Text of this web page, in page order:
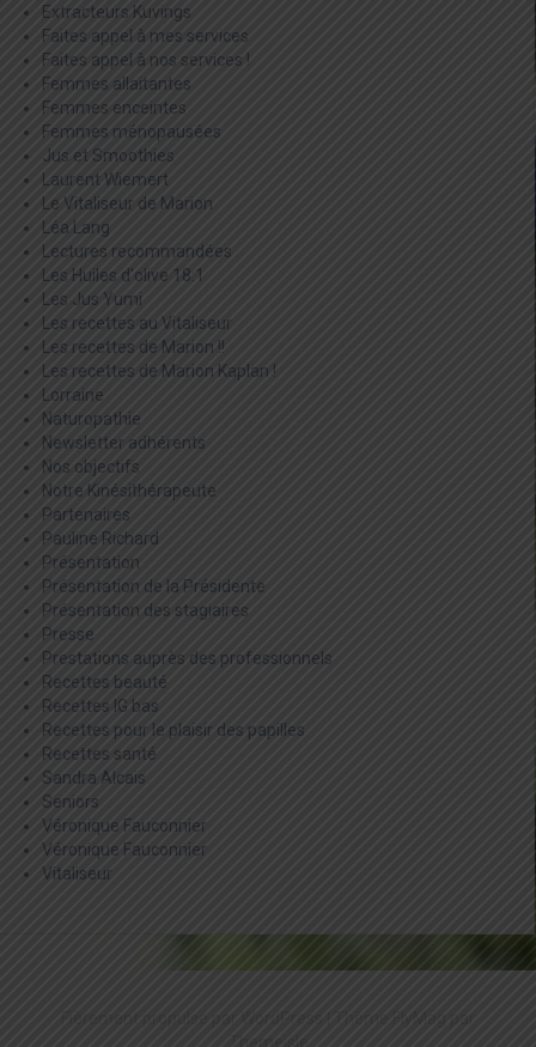
Extracteurs Kuvings
Faites appel à mes services
Faites appel à nos services !
Femmes allaitantes
Femmes enceintes
Femmes ménopausées
Jus et Smoothies
Laurent Wiemert
Le Vitaliseur de Marion
Léa Lang
Lectures recommandées
Les Huiles d'olive 18:1
Les Jus Yumi
Les recettes au Vitaliseur
Les recettes de Marion !!
Les recettes de Marion Kaplan !
Lorraine
Naturopathie
Newsletter adhérents
Nos objectifs
Notre Kinésithérapeute
Partenaires
Pauline Richard
Présentation
Présentation de la Présidente
Présentation des stagiaires
Presse
Prestations auprès des professionnels
Recettes beauté
Recettes IG bas
Recettes pour le plaisir des papilles
Recettes santé
Sandra Alcais
Seniors
Véronique Fauconnier
Véronique Fauconnier
Vitaliseur